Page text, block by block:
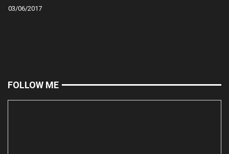
03/06/2017
FOLLOW ME